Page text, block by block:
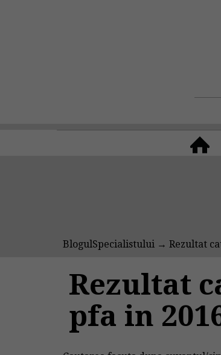
BlogulSpecialistului → Rezultat
Rezultat
pfa in